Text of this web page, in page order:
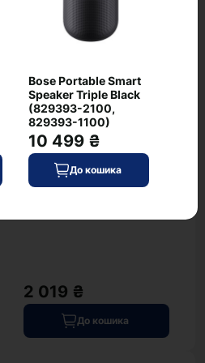
До кошика
JBL Flip 7 Purple
(JBLFLIP7PUR) COPY
2 019 ₴
До кошика
Bose Portable Smart
Speaker Triple Black
(829393-2100,
829393-1100)
10 499 ₴
До кошика